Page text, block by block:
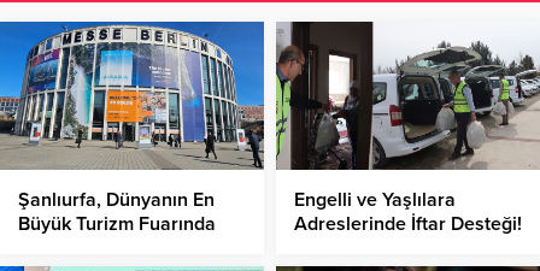
Şanlıurfa, Dünyanın En
Büyük Turizm Fuarında
Engelli ve Yaşlılara
Adreslerinde İftar Desteği!